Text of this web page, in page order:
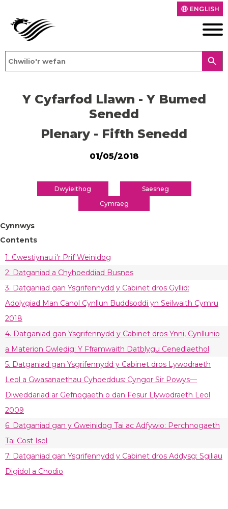
language ENGLISH
search
Y Cyfarfod Llawn - Y Bumed
Senedd
Plenary - Fifth Senedd
01/05/2018
Dwyieithog
Saesneg
Cymraeg
Cynnwys
Contents
1. Cwestiynau i'r Prif Weinidog
2. Datganiad a Chyhoeddiad Busnes
3. Datganiad gan Ysgrifennydd y Cabinet dros Gyllid:
Adolygiad Man Canol Cynllun Buddsoddi yn Seilwaith Cymru
2018
4. Datganiad gan Ysgrifennydd y Cabinet dros Ynni, Cynllunio
a Materion Gwledig: Y Fframwaith Datblygu Cenedlaethol
5. Datganiad gan Ysgrifennydd y Cabinet dros Lywodraeth
Leol a Gwasanaethau Cyhoeddus: Cyngor Sir Powys—
Diweddariad ar Gefnogaeth o dan Fesur Llywodraeth Leol
2009
6. Datganiad gan y Gweinidog Tai ac Adfywio: Perchnogaeth
Tai Cost Isel
7. Datganiad gan Ysgrifennydd y Cabinet dros Addysg: Sgiliau
Digidol a Chodio